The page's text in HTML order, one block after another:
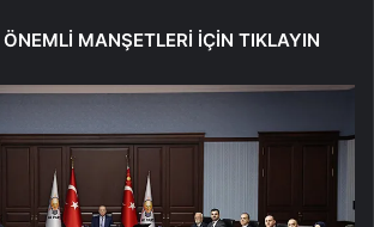
MANŞETLERİ İÇİN TIKLAYIN